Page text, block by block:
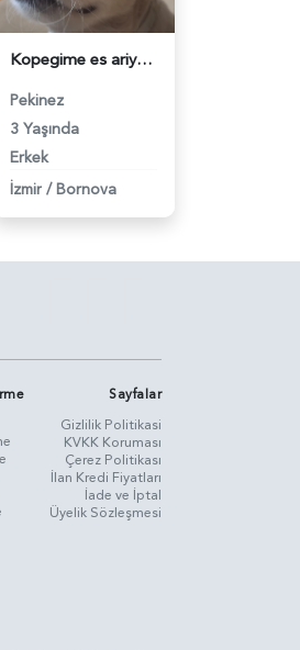
Kopegime es ariyorum - 118979296
Pekinez
3 Yaşında
Erkek
İzmir / Bornova
Sayfalar
Gizlilik Politikasi
KVKK Koruması
Çerez Politikası
İlan Kredi Fiyatları
İade ve İptal
Üyelik Sözleşmesi